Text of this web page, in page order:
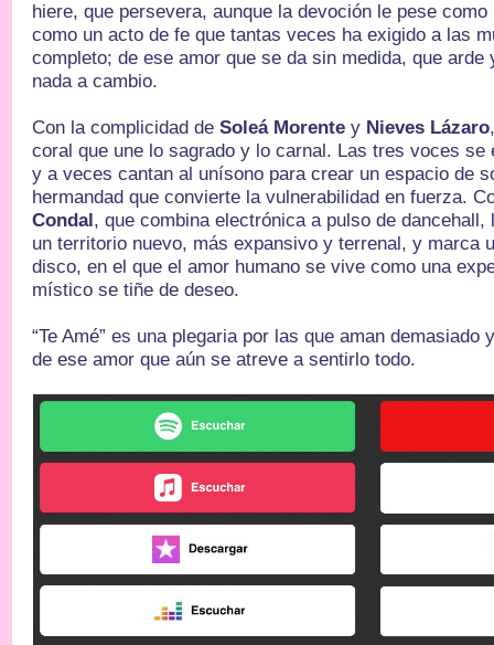
hiere, que persevera, aunque la devoción le pese
como un acto de fe que tantas veces ha exigido a las
completo; de ese amor que se da sin medida, que arde
nada a cambio.
Con la complicidad deSoleá Morente y Nieves Lázaro
coral que une lo sagrado y lo carnal. Las tres voces se
y a veces cantan al unísono para crear un espacio de
hermandad que convierte la vulnerabilidad en fuerza.
Condal, que combina electrónica a pulso de
un territorio nuevo, más expansivo y terrenal, y marca
disco, en el que el amor humano se vive como una
místico se tiñe de deseo.
“Te Amé” es una plegaria por las que aman demasiado
de ese amor que aún se atreve a sentirlo todo.